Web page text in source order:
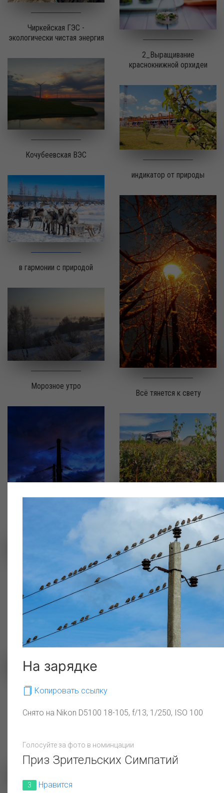
Чиркейская ГЭС -
экологически чистая энергия
Кочубеевская ВЭС
2_Выращивание
краснокнижной орхидеи
в гармонии с природой
индикатор от природы
Морозное утро
Всё тянется к свету
ЛЭП на закате
Васюганское болото
Свет в ночи
Наедине с природой
На зарядке
Копировать ссылку
Снято на Nikon D5100 18-105, f/13, 1/250, ISO 100
Голосуйте за фото в номинцации
Приз Зрительских Симпатий
3 Нравится